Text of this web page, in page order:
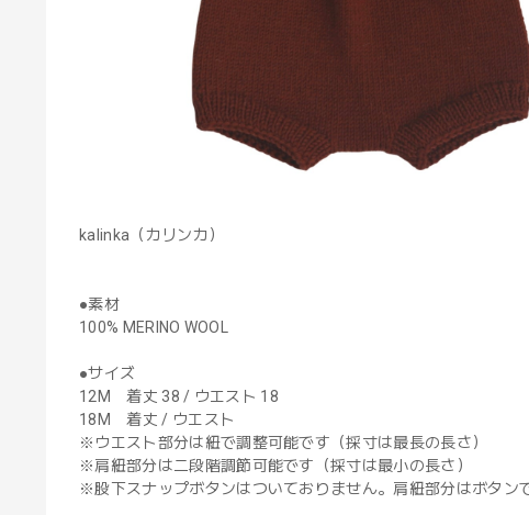
kalinka（カリンカ）
●素材
100% MERINO WOOL
●サイズ
12M 着丈 38 / ウエスト 18
18M 着丈 / ウエスト
※ウエスト部分は紐で調整可能です（採寸は最長の長さ）
※肩紐部分は二段階調節可能です（採寸は最小の長さ）
※股下スナップボタンはついておりません。肩紐部分はボタン